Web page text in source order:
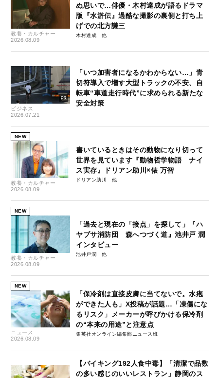
教養・カルチャー
2026.08.09
ぬ思いで…俳優・木村達成が語るドラマ
版『水滸伝』過酷な撮影の裏側と打ち上
げでの北方謙三
木村達成
ビジネス
2026.07.21
「いつ加害者になるかわからない…」青
切符導入で増す大型トラックの不安、自
転車“車道走行時代”に求められる新たな
安全対策
NEW
教養・カルチャー
2026.08.09
書いているときはその動物になり切って
世界を見ています『動物哲学物語 ナイ
ス実存』ドリアン助川×俵 万智
ドリアン助川
NEW
教養・カルチャー
2026.08.09
「過去と現在の「接点」を探して」『ハ
ヤブサ消防団 森へつづく道』池井戸 潤
インタビュー
池井戸潤
NEW
ニュース
2026.08.09
「保冷剤は直接皮膚に当てないで。水疱
ができた人も」X投稿が話題…「凍傷にな
るリスク」メーカーが呼びかける保冷剤
の“本来の用途”と注意点
集英社オンライン編集部ニュース班
【バイキング192人食中毒】「清潔で品数
の多い感じのいいレストラン」静岡のス